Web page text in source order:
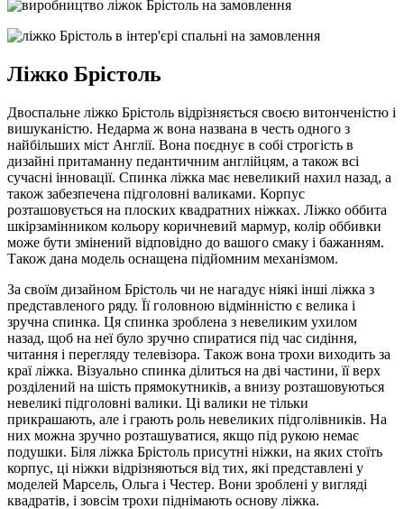
Ліжко Брістоль
Двоспальне ліжко Брістоль відрізняється своєю витонченістю і
вишуканістю. Недарма ж вона названа в честь одного з
найбільших міст Англії. Вона поєднує в собі строгість в
дизайні притаманну педантичним англійцям, а також всі
сучасні інновації. Спинка ліжка має невеликий нахил назад, а
також забезпечена підголовні валиками. Корпус
розташовується на плоских квадратних ніжках. Ліжко оббита
шкірзамінником кольору коричневий мармур, колір оббивки
може бути змінений відповідно до вашого смаку і бажанням.
Також дана модель оснащена підйомним механізмом.
За своїм дизайном Брістоль чи не нагадує ніякі інші ліжка з
представленого ряду. Її головною відмінністю є велика і
зручна спинка. Ця спинка зроблена з невеликим ухилом
назад, щоб на неї було зручно спиратися під час сидіння,
читання і перегляду телевізора. Також вона трохи виходить за
краї ліжка. Візуально спинка ділиться на дві частини, її верх
розділений на шість прямокутників, а внизу розташовуються
невеликі підголовні валики. Ці валики не тільки
прикрашають, але і грають роль невеликих підголівників. На
них можна зручно розташуватися, якщо під рукою немає
подушки. Біля ліжка Брістоль присутні ніжки, на яких стоїть
корпус, ці ніжки відрізняються від тих, які представлені у
моделей Марсель, Ольга і Честер. Вони зроблені у вигляді
квадратів, і зовсім трохи піднімають основу ліжка.